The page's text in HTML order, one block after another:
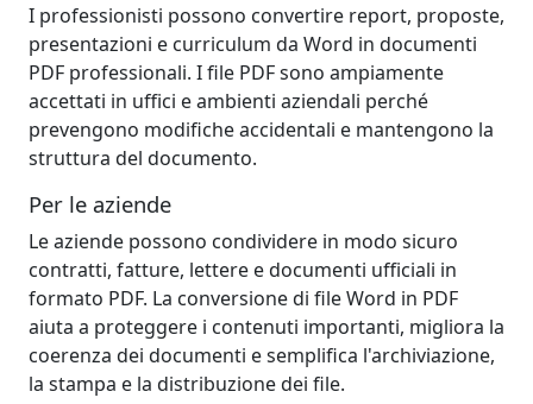
I professionisti possono convertire report, proposte,
presentazioni e curriculum da Word in documenti
PDF professionali. I file PDF sono ampiamente
accettati in uffici e ambienti aziendali perché
prevengono modifiche accidentali e mantengono la
struttura del documento.
Per le aziende
Le aziende possono condividere in modo sicuro
contratti, fatture, lettere e documenti ufficiali in
formato PDF. La conversione di file Word in PDF
aiuta a proteggere i contenuti importanti, migliora la
coerenza dei documenti e semplifica l'archiviazione,
la stampa e la distribuzione dei file.